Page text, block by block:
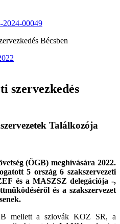
00049
Bécsben
szervezkedés
Találkozója
(ÖGB) meghívására 2022.
5 ország 6 szakszervezeti
és a MASZSZ delegációja -,
és a szakszervezet
mellett a szlovák KOZ SR, a